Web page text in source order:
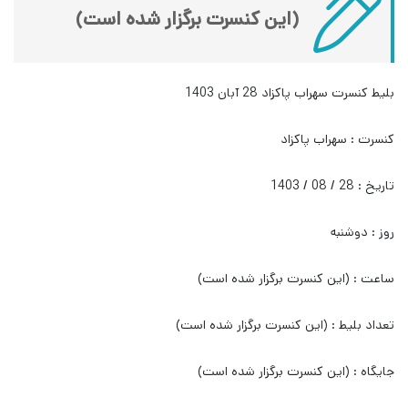
(این کنسرت برگزار شده است)
بلیط کنسرت سهراب پاکزاد 28 آبان 1403
کنسرت : سهراب پاکزاد
تاریخ : 28 / 08 / 1403
روز : دوشنبه
ساعت : (این کنسرت برگزار شده است)
تعداد بلیط : (این کنسرت برگزار شده است)
جایگاه : (این کنسرت برگزار شده است)